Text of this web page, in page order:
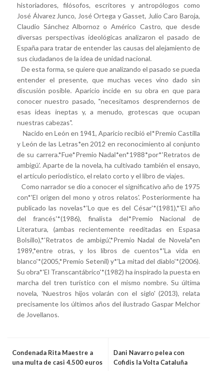
historiadores, filósofos, escritores y antropólogos como
José Álvarez Junco, José Ortega y Gasset, Julio Caro Baroja,
Claudio Sánchez Albornoz o Américo Castro, que desde
diversas perspectivas ideológicas analizaron el pasado de
España para tratar de entender las causas del alejamiento de
sus ciudadanos de la idea de unidad nacional.
De esta forma, se quiere que analizando el pasado se pueda
entender el presente, que muchas veces vino dado sin
discusión posible. Aparicio incide en su obra en que para
conocer nuestro pasado, "necesitamos desprendernos de
esas ideas ineptas y, a menudo, grotescas que ocupan
nuestras cabezas".
Nacido en León en 1941, Aparicio recibió el*Premio Castilla
y León de las Letras*en 2012 en reconocimiento al conjunto
de su carrera.*Fue*Premio Nadal*en*1988*por*'Retratos de
ambigú'. Aparte de la novela, ha cultivado también el ensayo,
el artículo periodístico, el relato corto y el libro de viajes.
Como narrador se dio a conocer el significativo año de 1975
con*'El origen del mono y otros relatos'. Posteriormente ha
publicado las novelas*'Lo que es del César'*(1981),*'El año
del francés'*(1986), finalista del*Premio Nacional de
Literatura, (ambas recientemente reeditadas en Espasa
Bolsillo),*'Retratos de ambigú',*Premio Nadal de Novela*en
1989,*entre otras, y los libros de cuentos*'La vida en
blanco'*(2005,*Premio Setenil) y*'La mitad del diablo'*(2006).
Su obra*'El Transcantábrico'*(1982) ha inspirado la puesta en
marcha del tren turístico con el mismo nombre. Su última
novela, 'Nuestros hijos volarán con el siglo' (2013), relata
precisamente los últimos años del ilustrado Gaspar Melchor
de Jovellanos.
Condenada Rita Maestre a
una multa de casi 4.500 euros
Dani Navarro pelea con
Cofidis la Volta Cataluña